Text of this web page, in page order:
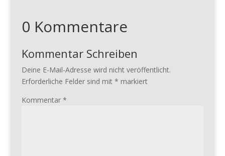
0 Kommentare
Kommentar Schreiben
Deine E-Mail-Adresse wird nicht veröffentlicht.
Erforderliche Felder sind mit * markiert
Kommentar *